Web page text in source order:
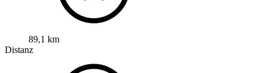
89,1 km
Distanz